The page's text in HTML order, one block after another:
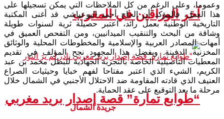
آخر الوراقين في المغرب
“طوابع تمارة” قصة إصدار بريد مغربي
وعموما، وعلى الرغم من كل الملاحظات التي يمكن تسجيلها على
هذا العمل، فالمؤكد أن الحاج أحمد البوعياشي قد أغنى المكتبة
التاريخية الوطنية بعمل رائد، اعتبر حصيلة ثرية لسنوات طويلة
وشاقة من البحث والتنقيب الميدانيين، ومن التفحص العميق في
أمهات المصادر العربية والإسلامية والمخطوطات المحلية والوثائق
المخزنية الدفينة. وبفضل هذا المجهود نجح المؤلف في تقديم
المعطيات التأصيلية الخاصة بالتجربة الجهادية للبطل محمد بن عبد
الكريم، الشيء الذي اعتبر مفتاحا لفهم خبايا وحيثيات الصراع
العنيف الذي قادته المقاومة ضد الاحتلال الأجنبي في الشمال خلال
مرحلة ما بعد التوقيع على عقد الحماية.
جريدة الشمال